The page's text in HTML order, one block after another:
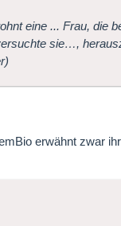
eine ... Frau, die
sie…,
erwähnt zwar